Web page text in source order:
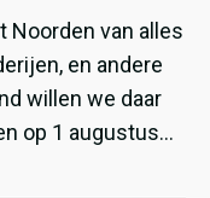
Noorden van alles
en andere
willen we daar
op 1 augustus